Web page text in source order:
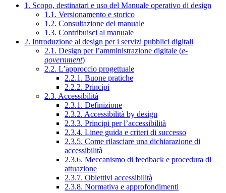
1. Scopo, destinatari e uso del Manuale operativo di design
1.1. Versionamento e storico
1.2. Consultazione del manuale
1.3. Contribuisci al manuale
2. Introduzione al design per i servizi pubblici digitali
2.1. Design per l’amministrazione digitale (e-
government)
2.2. L’approccio progettuale
2.2.1. Buone pratiche
2.2.2. Principi
2.3. Accessibilità
2.3.1. Definizione
2.3.2. Accessibilità by design
2.3.3. Principi per l’accessibilità
2.3.4. Linee guida e criteri di successo
2.3.5. Come rilasciare una dichiarazione di
accessibilità
2.3.6. Meccanismo di feedback e procedura di
attuazione
2.3.7. Obiettivi accessibilità
2.3.8. Normativa e approfondimenti